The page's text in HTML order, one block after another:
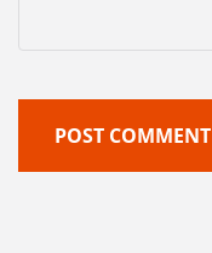
POST COMMENT